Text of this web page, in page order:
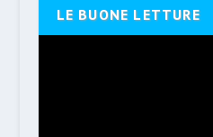
LE BUONE LETTURE